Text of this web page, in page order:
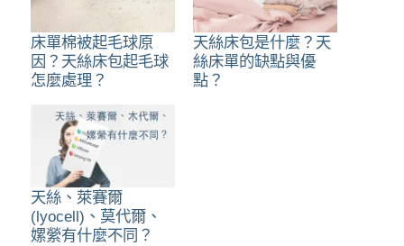
床單棉被起毛球原
因？天絲床包起毛球
怎麼處理？
天絲床包是什麼？天
絲床單的缺點與優
點？
天絲、萊賽爾
(lyocell)、莫代爾、
嫘縈有什麼不同？